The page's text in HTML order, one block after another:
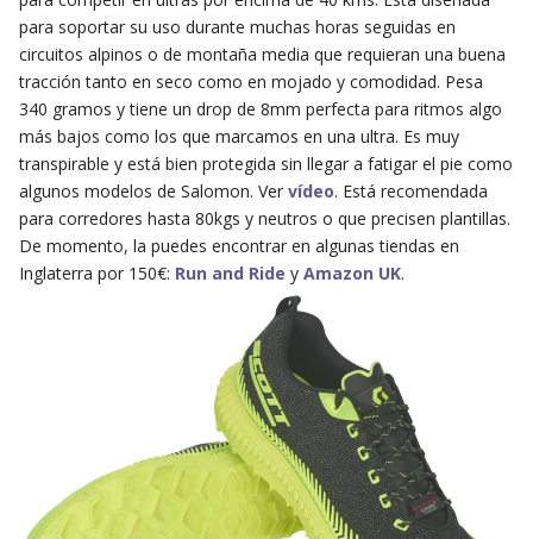
para soportar su uso durante muchas horas seguidas en
circuitos alpinos o de montaña media que requieran una buena
tracción tanto en seco como en mojado y comodidad. Pesa
340 gramos y tiene un drop de 8mm perfecta para ritmos algo
más bajos como los que marcamos en una ultra. Es muy
transpirable y está bien protegida sin llegar a fatigar el pie como
algunos modelos de Salomon. Ver vídeo. Está recomendada
para corredores hasta 80kgs y neutros o que precisen plantillas.
De momento, la puedes encontrar en algunas tiendas en
Inglaterra por 150€: Run and Ride y Amazon UK.